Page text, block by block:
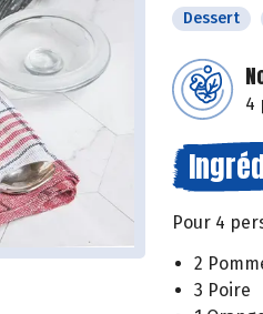
Dessert
4
Pour 4
2
3 Poire